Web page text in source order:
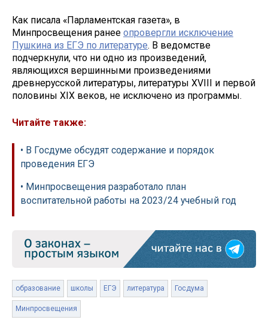
Как писала «Парламентская газета», в
Минпросвещения ранее опровергли исключение
Пушкина из ЕГЭ по литературе. В ведомстве
подчеркнули, что ни одно из произведений,
являющихся вершинными произведениями
древнерусской литературы, литературы XVIII и первой
половины XIX веков, не исключено из программы.
Читайте также:
• В Госдуме обсудят содержание и порядок
проведения ЕГЭ
• Минпросвещения разработало план
воспитательной работы на 2023/24 учебный год
образование школы ЕГЭ литература Госдума
Минпросвещения